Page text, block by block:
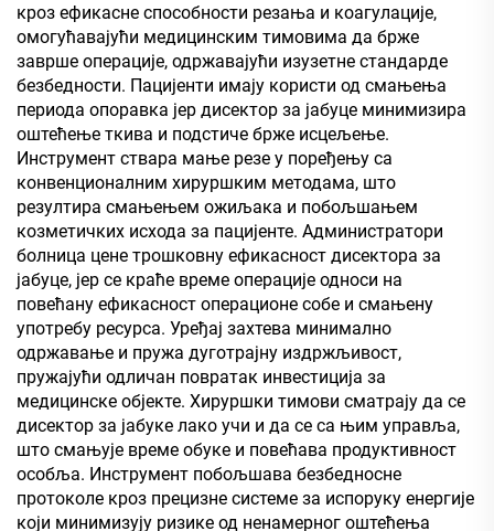
кроз ефикасне способности резања и коагулације,
омогућавајући медицинским тимовима да брже
заврше операције, одржавајући изузетне стандарде
безбедности. Пацијенти имају користи од смањења
периода опоравка јер дисектор за јабуце минимизира
оштећење ткива и подстиче брже исцељење.
Инструмент ствара мање резе у поређењу са
конвенционалним хируршким методама, што
резултира смањењем ожиљака и побољшањем
козметичких исхода за пацијенте. Администратори
болница цене трошковну ефикасност дисектора за
јабуце, јер се краће време операције односи на
повећану ефикасност операционе собе и смањену
употребу ресурса. Уређај захтева минимално
одржавање и пружа дуготрајну издржљивост,
пружајући одличан повратак инвестиција за
медицинске објекте. Хируршки тимови сматрају да се
дисектор за јабуке лако учи и да се са њим управља,
што смањује време обуке и повећава продуктивност
особља. Инструмент побољшава безбедносне
протоколе кроз прецизне системе за испоруку енергије
који минимизују ризике од ненамерног оштећења